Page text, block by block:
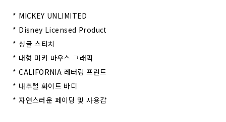
* MICKEY UNLIMITED
* Disney Licensed Product
* 싱글 스티치
* 대형 미키 마우스 그래픽
* CALIFORNIA 레터링 프린트
* 내추럴 화이트 바디
* 자연스러운 페이딩 및 사용감